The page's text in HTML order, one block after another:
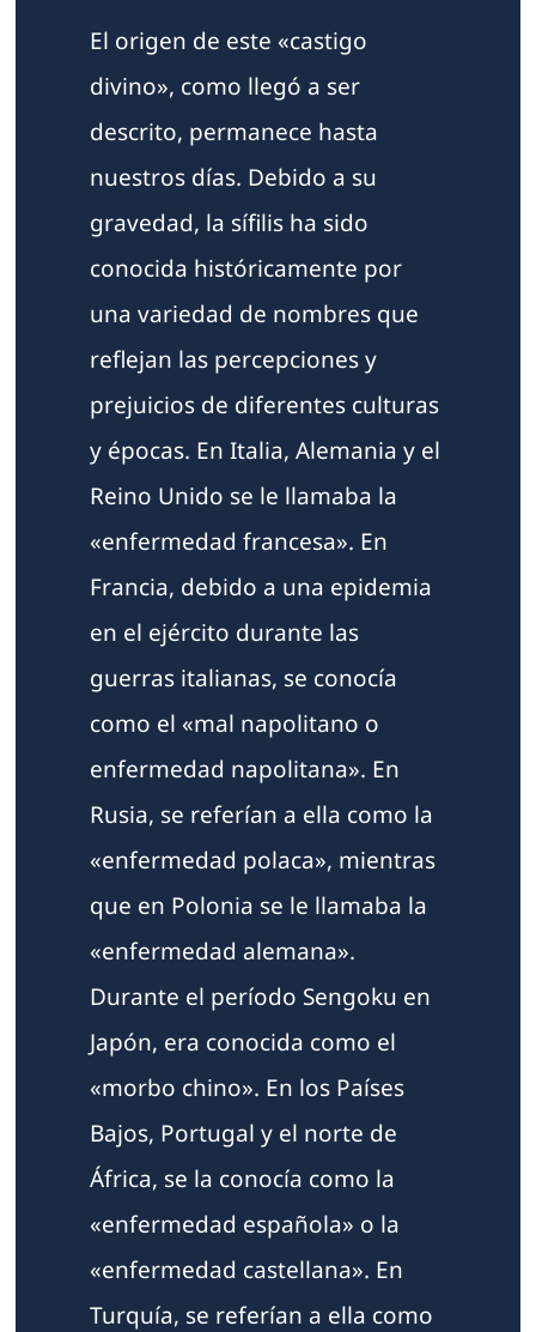
El origen de este «castigo
divino», como llegó a ser
descrito, permanece hasta
nuestros días. Debido a su
gravedad, la sífilis ha sido
conocida históricamente por
una variedad de nombres que
reflejan las percepciones y
prejuicios de diferentes culturas
y épocas. En Italia, Alemania y el
Reino Unido se le llamaba la
«enfermedad francesa». En
Francia, debido a una epidemia
en el ejército durante las
guerras italianas, se conocía
como el «mal napolitano o
enfermedad napolitana». En
Rusia, se referían a ella como la
«enfermedad polaca», mientras
que en Polonia se le llamaba la
«enfermedad alemana».
Durante el período Sengoku en
Japón, era conocida como el
«morbo chino». En los Países
Bajos, Portugal y el norte de
África, se la conocía como la
«enfermedad española» o la
«enfermedad castellana». En
Turquía, se referían a ella como